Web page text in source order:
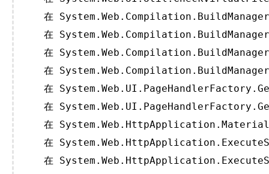
在
在
在
在
在
在
在
在
在